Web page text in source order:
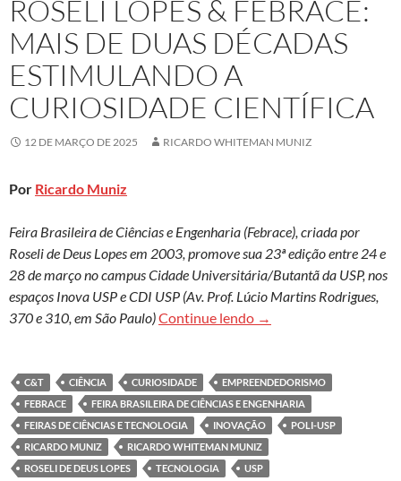
ROSELI LOPES & FEBRACE:
MAIS DE DUAS DÉCADAS
ESTIMULANDO A
CURIOSIDADE CIENTÍFICA
12 DE MARÇO DE 2025 RICARDO WHITEMAN MUNIZ
Por Ricardo Muniz
Feira Brasileira de Ciências e Engenharia (Febrace), criada por
Roseli de Deus Lopes em 2003, promove sua 23ª edição entre 24 e
28 de março no campus Cidade Universitária/Butantã da USP, nos
espaços Inova USP e CDI USP (Av. Prof. Lúcio Martins Rodrigues,
370 e 310, em São Paulo)Continue lendo Roseli Lopes &
→
C&T CIÊNCIA CURIOSIDADE
EMPREENDEDORISMO
FEBRACE
FEIRA BRASILEIRA DE CIÊNCIAS E ENGENHARIA
FEIRAS DE CIÊNCIAS E TECNOLOGIA
INOVAÇÃO
POLI-USP
RICARDO MUNIZ
RICARDO WHITEMAN MUNIZ
ROSELI DE DEUS LOPES
TECNOLOGIA USP